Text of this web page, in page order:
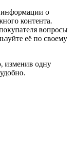
информации о
контента.
вопросы
её по своему
изменив одну